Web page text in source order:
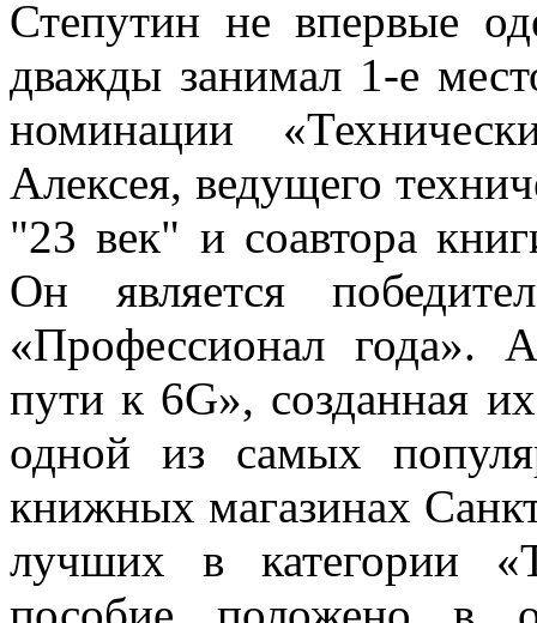
Степутин не впервые
дважды занимал 1-е
номинации
Алексея, ведущего
"23 век" и соавтора
Он является
«Профессионал года».
пути к 6G», созданная
одной из самых
книжных магазинах
лучших в категории